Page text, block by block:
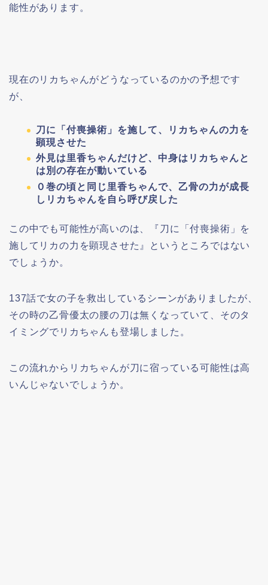
能性があります。
現在のリカちゃんがどうなっているのかの予想です
が、
刀に「付喪操術」を施して、リカちゃんの力を
顕現させた
外見は里香ちゃんだけど、中身はリカちゃんと
は別の存在が動いている
０巻の頃と同じ里香ちゃんで、乙骨の力が成長
しリカちゃんを自ら呼び戻した
この中でも可能性が高いのは、『刀に「付喪操術」を
施してリカの力を顕現させた』というところではない
でしょうか。
137話で女の子を救出しているシーンがありましたが、
その時の乙骨優太の腰の刀は無くなっていて、そのタ
イミングでリカちゃんも登場しました。
この流れからリカちゃんが刀に宿っている可能性は高
いんじゃないでしょうか。